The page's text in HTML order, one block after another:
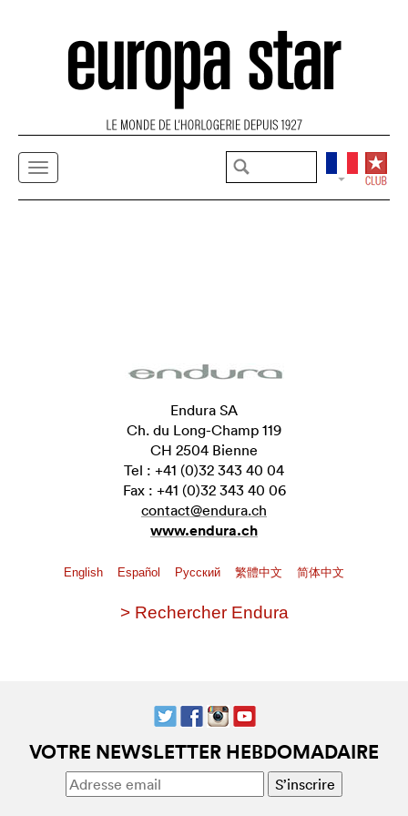
Endura SA
Ch. du Long-Champ 119
CH 2504 Bienne
Tel : +41 (0)32 343 40 04
Fax : +41 (0)32 343 40 06
contact@endura.ch
www.endura.ch
English Español Pусский 繁體中文 简体中文
> Rechercher Endura
VOTRE NEWSLETTER HEBDOMADAIRE